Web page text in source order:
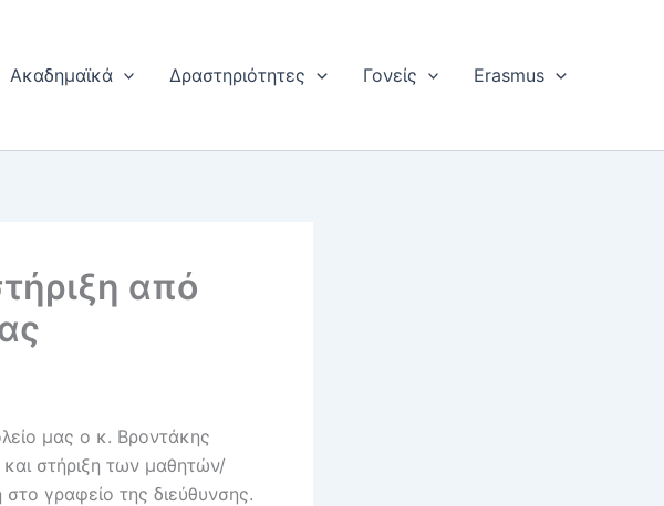
Ακαδημαϊκά Δραστηριότητες Γονείς Erasmus
από
μας ο κ. Βροντάκης
στήριξη των μαθητών/
στο γραφείο της διεύθυνσης.